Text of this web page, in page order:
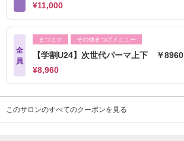
¥11,000
全
員
まつエク その他まつげメニュー
【学割U24】次世代パーマ上下 ￥8960
¥8,960
このサロンのすべてのクーポンを見る